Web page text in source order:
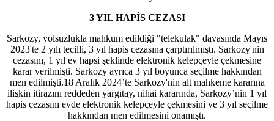
​​​​​​​3 YIL HAPİS CEZASI
Sarkozy, yolsuzlukla mahkum edildiği "telekulak" davasında Mayıs
2023'te 2 yılı tecilli, 3 yıl hapis cezasına çarptırılmıştı. Sarkozy'nin
cezasını, 1 yıl ev hapsi şeklinde elektronik kelepçeyle çekmesine
karar verilmişti. Sarkozy ayrıca 3 yıl boyunca seçilme hakkından
men edilmişti.18 Aralık 2024’te Sarkozy'nin alt mahkeme kararına
ilişkin itirazını reddeden yargıtay, nihai kararında, Sarkozy’nin 1 yıl
hapis cezasını evde elektronik kelepçeyle çekmesini ve 3 yıl seçilme
hakkından men edilmesini onamıştı.